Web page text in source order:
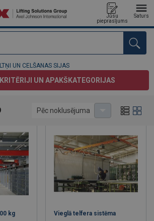
Jūsu
pieprasījums
Saturs
UN CELŠANAS SIJAS
UN APAKŠKATEGORIJAS
Pēc noklusējuma
kg
Vieglā telfera sistēma